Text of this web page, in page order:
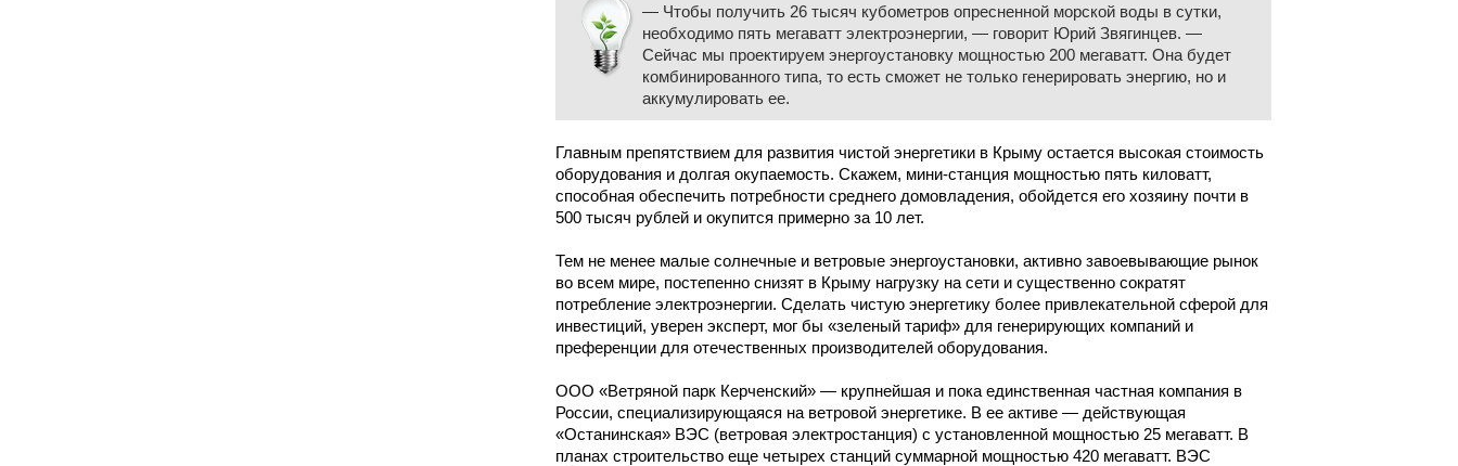
— Чтобы получить 26 тысяч кубометров опресненной морской воды в сутки,
необходимо пять мегаватт электроэнергии, — говорит Юрий Звягинцев. —
Сейчас мы проектируем энергоустановку мощностью 200 мегаватт. Она будет
комбинированного типа, то есть сможет не только генерировать энергию, но и
аккумулировать ее.
Главным препятствием для развития чистой энергетики в Крыму остается высокая стоимость
оборудования и долгая окупаемость. Скажем, мини-станция мощностью пять киловатт,
способная обеспечить потребности среднего домовладения, обойдется его хозяину почти в
500 тысяч рублей и окупится примерно за 10 лет.
Тем не менее малые солнечные и ветровые энергоустановки, активно завоевывающие рынок
во всем мире, постепенно снизят в Крыму нагрузку на сети и существенно сократят
потребление электроэнергии. Сделать чистую энергетику более привлекательной сферой для
инвестиций, уверен эксперт, мог бы «зеленый тариф» для генерирующих компаний и
преференции для отечественных производителей оборудования.
ООО «Ветряной парк Керченский» — крупнейшая и пока единственная частная компания в
России, специализирующаяся на ветровой энергетике. В ее активе — действующая
«Останинская» ВЭС (ветровая электростанция) с установленной мощностью 25 мегаватт. В
планах строительство еще четырех станций суммарной мощностью 420 мегаватт. ВЭС